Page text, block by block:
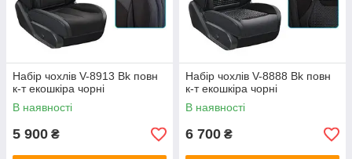
Набір чохлів V-8913 Bk повн
к-т екошкіра чорні
В наявності
5 900 ₴
Набір чохлів V-8888 Bk повн
к-т екошкіра чорні
В наявності
6 700 ₴